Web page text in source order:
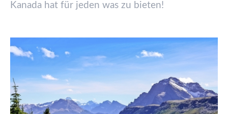
Kanada hat für jeden was zu bieten!